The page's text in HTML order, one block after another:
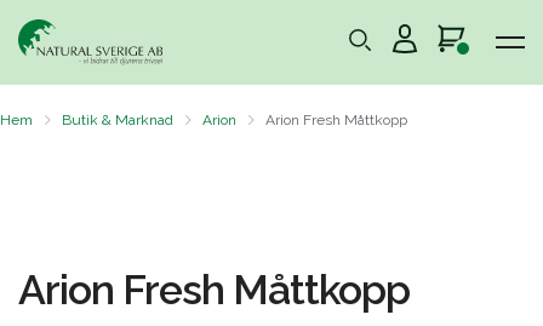
Hem Butik & Marknad Arion Arion Fresh Måttkopp
Arion Fresh Måttkopp